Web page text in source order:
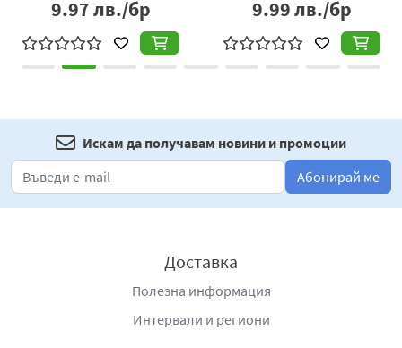
9.97лв./бр
9.99лв./бр
Искам да получавам новини и промоции
Абонирай ме
Доставка
Полезна информация
Интервали и региони